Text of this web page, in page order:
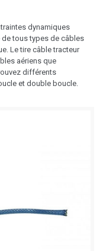
dynamiques
de tous types de câbles
Le tire câble tracteur
aériens que
différents
et double boucle.